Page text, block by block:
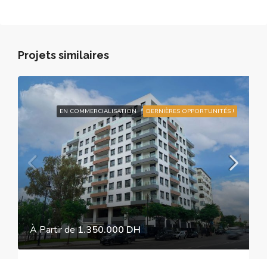
Projets similaires
EN COMMERCIALISATION DERNIÈRES OPPORTUNITÉS !
À Partir de1.350.000 DH